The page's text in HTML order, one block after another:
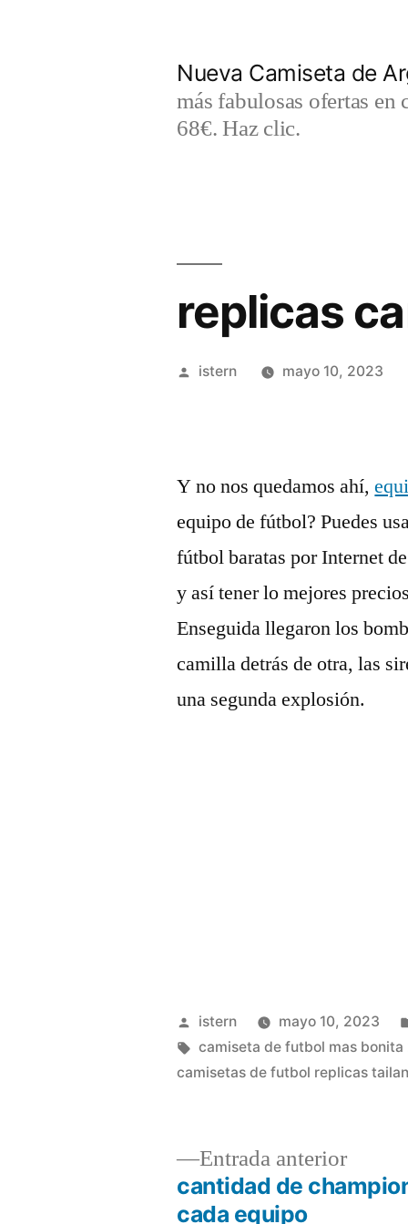
Nueva Camiseta de
más fabulosas ofertas en
68€. Haz clic.
replicas
Publicado
istern mayo 10, 2023
Y no nos quedamos ahí,
equipo de fútbol? Puedes
fútbol baratas por Internet
y así tener lo mejores
Enseguida llegaron los
camilla detrás de otra, las
una segunda explosión.
Publicado
por
istern mayo 10, 2023
Etiquetas:
camiseta de futbol mas bonita
camisetas de futbol replicas
Navegación
Entrada anteriorEntrada
cantidad de
cada equipo